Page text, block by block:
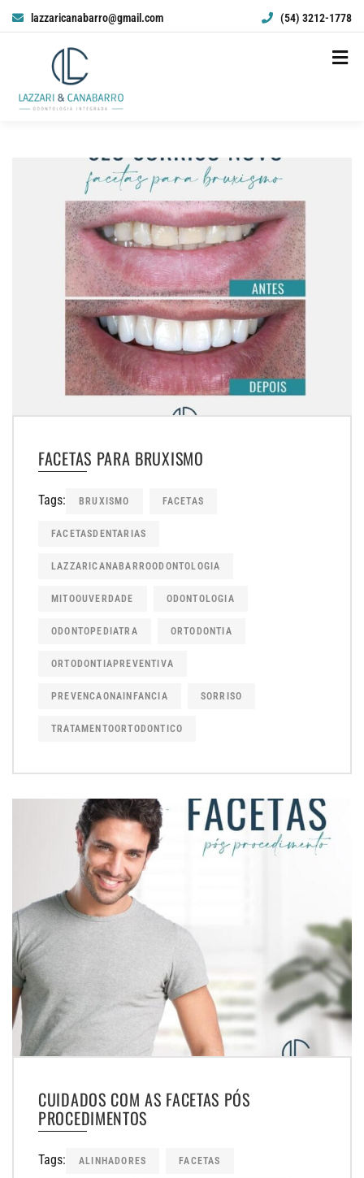
lazzaricanabarro@gmail.com (54) 3212-1778
FACETAS PARA BRUXISMO
Tags: BRUXISMO FACETAS
FACETASDENTARIAS
LAZZARICANABARROODONTOLOGIA
MITOOUVERDADE ODONTOLOGIA
ODONTOPEDIATRA ORTODONTIA
ORTODONTIAPREVENTIVA
PREVENCAONAINFANCIA SORRISO
TRATAMENTOORTODONTICO
CUIDADOS COM AS FACETAS PÓS
PROCEDIMENTOS
Tags: ALINHADORES FACETAS